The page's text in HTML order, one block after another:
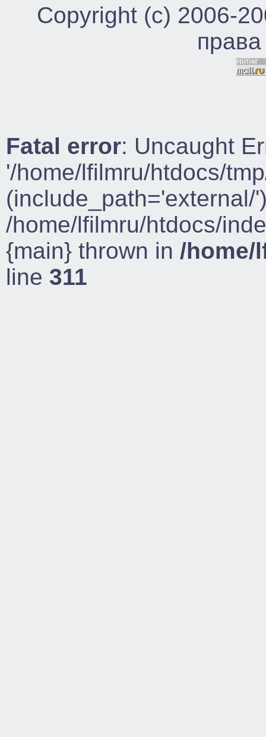
Copyright (c) 2006-
Fatal error: Uncaught
'/home/lfilmru/htdocs/
(include_path='external/
/home/lfilmru/htdocs/
{main} thrown in /home/
line 311